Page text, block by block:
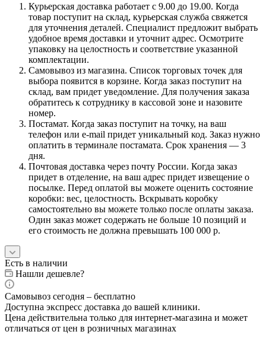
Курьерская доставка работает с 9.00 до 19.00. Когда
товар поступит на склад, курьерская служба свяжется
для уточнения деталей. Специалист предложит выбрать
удобное время доставки и уточнит адрес. Осмотрите
упаковку на целостность и соответствие указанной
комплектации.
Самовывоз из магазина. Список торговых точек для
выбора появится в корзине. Когда заказ поступит на
склад, вам придет уведомление. Для получения заказа
обратитесь к сотруднику в кассовой зоне и назовите
номер.
Постамат. Когда заказ поступит на точку, на ваш
телефон или e-mail придет уникальный код. Заказ нужно
оплатить в терминале постамата. Срок хранения — 3
дня.
Почтовая доставка через почту России. Когда заказ
придет в отделение, на ваш адрес придет извещение о
посылке. Перед оплатой вы можете оценить состояние
коробки: вес, целостность. Вскрывать коробку
самостоятельно вы можете только после оплаты заказа.
Один заказ может содержать не больше 10 позиций и
его стоимость не должна превышать 100 000 р.
Есть в наличии
Нашли дешевле?
Самовывоз сегодня – бесплатно
Доступна экспресс доставка до вашей клиники.
Цена действительна только для интернет-магазина и может
отличаться от цен в розничных магазинах